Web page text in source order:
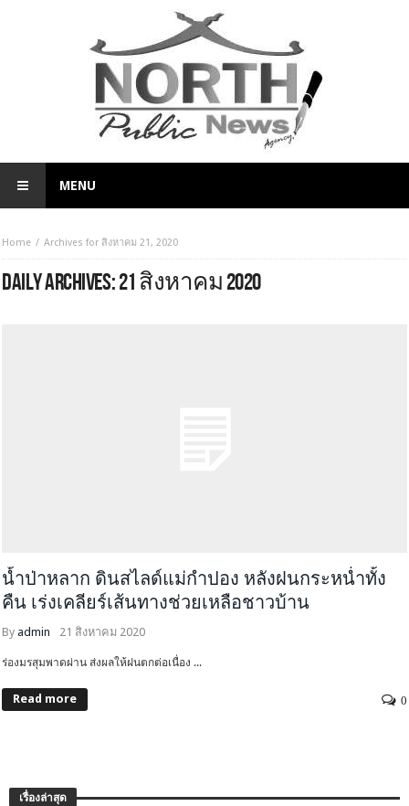
MENU
Home Archives for สิงหาคม 21, 2020
DAILY ARCHIVES:21 สิงหาคม 2020
น้ำป่าหลาก ดินสไลด์แม่กำปอง หลังฝนกระหน่ำทั้ง
คืน เร่งเคลียร์เส้นทางช่วยเหลือชาวบ้าน
By admin 21 สิงหาคม 2020
ร่องมรสุมพาดผ่าน ส่งผลให้ฝนตกต่อเนื่อง ...
Read more 0
เรื่องล่าสุด